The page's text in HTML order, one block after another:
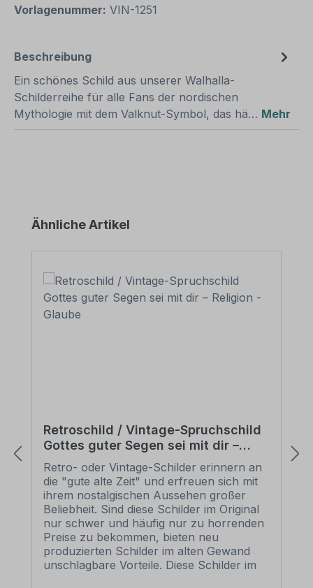
Vorlagenummer: VIN-1251
Beschreibung
Ein schönes Schild aus unserer Walhalla-
Schilderreihe für alle Fans der nordischen
Mythologie mit dem Valknut-Symbol, das hä… Mehr
Produktgalerie überspringen
Ähnliche Artikel
Retroschild / Vintage-Spruchschild
Gottes guter Segen sei mit dir –
Religion - Glaube
Retro- oder Vintage-Schilder erinnern an
die "gute alte Zeit" und erfreuen sich mit
ihrem nostalgischen Aussehen großer
Beliebheit. Sind diese Schilder im Original
nur schwer und häufig nur zu horrenden
Preise zu bekommen, bieten neu
produzierten Schilder im alten Gewand
unschlagbare Vorteile. Diese Schilder im